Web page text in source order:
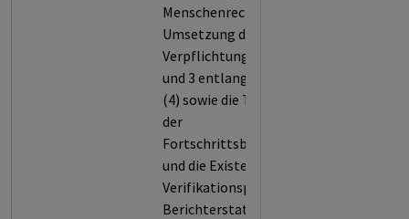
Menschenrechtsrisiken (3), die
Umsetzung der
Verpflichtungen in Kriterium 2
und 3 entlang der Lieferkette
(4) sowie die Transparenz bei
der
Fortschrittsberichterstattung
und die Existenz von
Verifikationsprozessen dieser
Berichterstattung (5).